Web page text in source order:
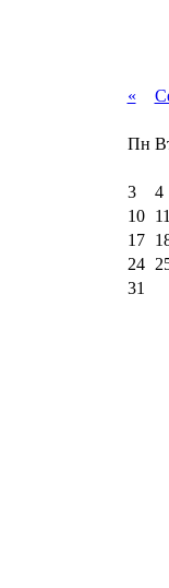
«
Пн
3
4
10
11
17
24
31